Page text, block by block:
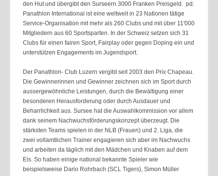
den Hut und übergibt den Surseern 3000 Franken Preisgeld. pd.
Panathlon International ist eine weltweit in 23 Nationen tätige
Service-Organisation mit mehr als 260 Clubs und mit über 11'000
Mitgliedern aus 60 Sportsparten. In der Schweiz setzen sich 31
Clubs für einen fairen Sport, Fairplay oder gegen Doping ein und
unterstützen Engagements im Jugendsport.
Der Panathlon- Club Luzern vergibt seit 2003 den Prix Chapeau.
Die Gewinnerinnen und Gewinner zeichnen sich im Sport durch
aussergewöhnliche Leistungen, durch die Bewältigung einer
besonderen Herausforderung oder durch Ausdauer und
Beharrlichkeit aus. Sursee hat die Auswahlkommission vor allem
dank seinem Nachwuchsförderungskonzept überzeugt. Die
stärksten Teams spielen in der NLB (Frauen) und 2. Liga, die
zwei vollamtlichen Trainer engagieren sich aber im Nachwuchs
und arbeiten da täglich mit den Mädchen und Knaben auf dem
Eis. So haben einige national bekannte Spieler wie
beispielsweise Dario Rohrbach (SCL Tigers), Simon Müller